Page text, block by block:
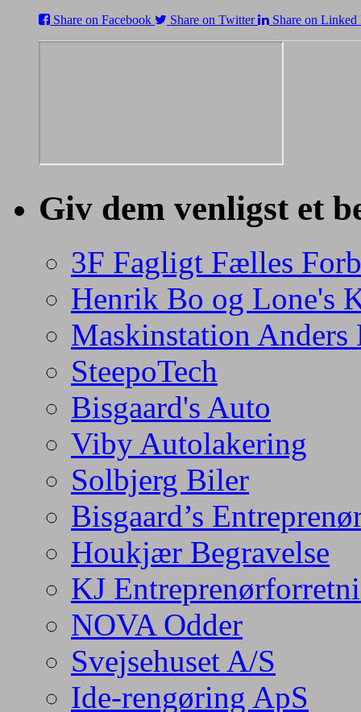
Share on Facebook
Share on Twitter Share on Linked
Giv dem venligst et
3F Fagligt Fælles
Henrik Bo og Lone's
Maskinstation Anders
SteepoTech
Bisgaard's Auto
Viby Autolakering
Solbjerg Biler
Bisgaard’s
Houkjær Begravelse
KJ
NOVA Odder
Svejsehuset A/S
Ide-rengøring ApS